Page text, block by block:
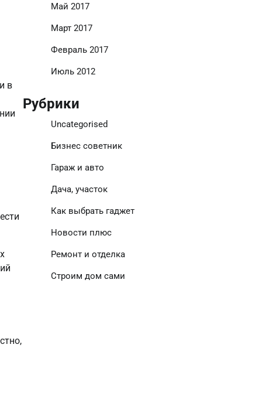
в
Май 2017
Март 2017
Февраль 2017
Июль 2012
Рубрики
Uncategorised
Бизнес советник
Гараж и авто
Дача, участок
Как выбрать гаджет
Новости плюс
Ремонт и отделка
Строим дом сами